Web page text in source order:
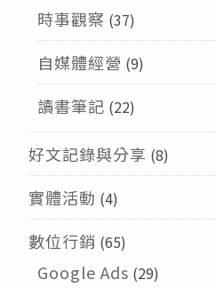
時事觀察 (37)
自媒體經營 (9)
讀書筆記 (22)
好文記錄與分享 (8)
實體活動 (4)
數位行銷 (65)
Google Ads (29)